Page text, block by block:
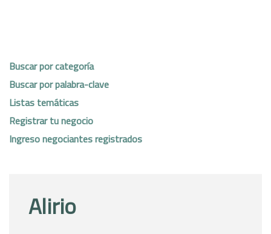
Buscar por categoría
Buscar por palabra-clave
Listas temáticas
Registrar tu negocio
Ingreso negociantes registrados
Alirio